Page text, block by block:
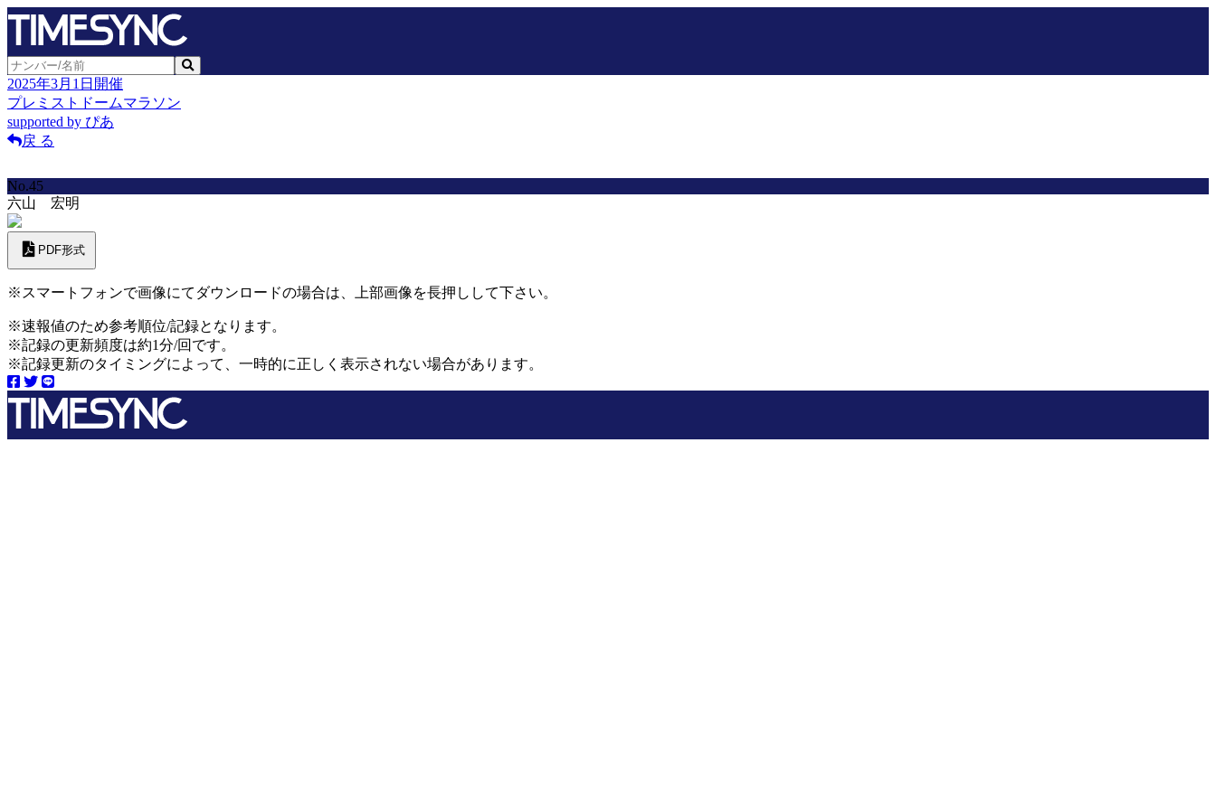
2025年3月1日開催
プレミストドームマラソン
supported by ぴあ
戻 る
No.45
六山 宏明
PDF形式
※スマートフォンで画像にてダウンロードの場合は、上部画像を長押しして下さい。
※速報値のため参考順位/記録となります。
※記録の更新頻度は約1分/回です。
※記録更新のタイミングによって、一時的に正しく表示されない場合があります。